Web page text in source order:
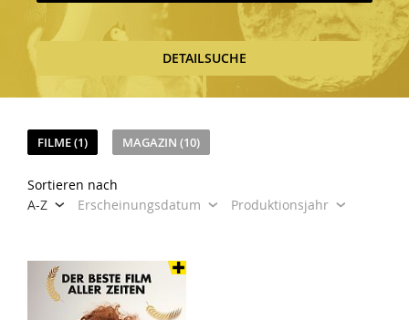
DETAILSUCHE
FILME (1) MAGAZIN (10)
Sortieren nach
A-Z
Erscheinungsdatum Produktionsjahr